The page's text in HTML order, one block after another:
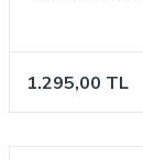
1.295,00 TL